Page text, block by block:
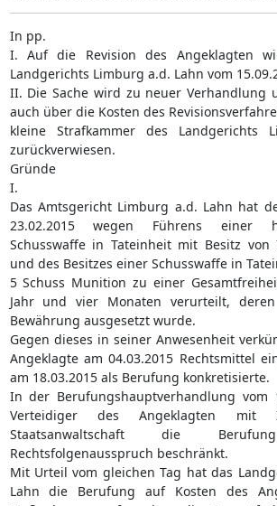
In pp.
I. Auf die Revision des Angeklagten
Landgerichts Limburg a.d. Lahn vom
II. Die Sache wird zu neuer Verhandlung
auch über die Kosten des
kleine Strafkammer des Landgerichts
zurückverwiesen.
Gründe
I.
Das Amtsgericht Limburg a.d. Lahn hat
23.02.2015 wegen Führens einer
Schusswaffe in Tateinheit mit Besitz von
und des Besitzes einer Schusswaffe in
5 Schuss Munition zu einer
Jahr und vier Monaten verurteilt,
Bewährung ausgesetzt wurde.
Gegen dieses in seiner Anwesenheit
Angeklagte am 04.03.2015 Rechtsmittel
am 18.03.2015 als Berufung konkretisierte.
In der Berufungshauptverhandlung vom
Verteidiger des Angeklagten mit
Staatsanwaltschaft die
Rechtsfolgenausspruch beschränkt.
Mit Urteil vom gleichen Tag hat das
Lahn die Berufung auf Kosten des